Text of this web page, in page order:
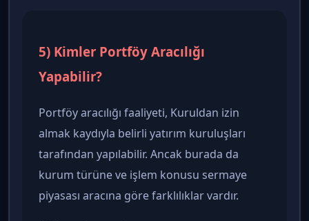
5) Kimler Portföy Aracılığı
Yapabilir?
Portföy aracılığı faaliyeti, Kuruldan izin
almak kaydıyla belirli yatırım kuruluşları
tarafından yapılabilir. Ancak burada da
kurum türüne ve işlem konusu sermaye
piyasası aracına göre farklılıklar vardır.